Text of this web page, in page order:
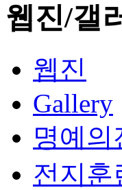
웹진/갤
웹진
Gallery
명예의
전지훈